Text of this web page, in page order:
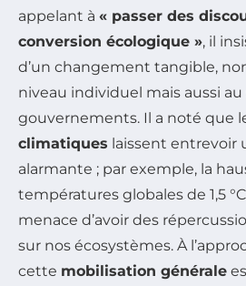
appelant à « passer des
conversion écologique », il
d’un changement tangible,
niveau individuel mais aussi au
gouvernements. Il a noté que
climatiques laissent entrevoir
alarmante ; par exemple, la
températures globales de 1,5
menace d’avoir des
sur nos écosystèmes. À
cette mobilisation générale